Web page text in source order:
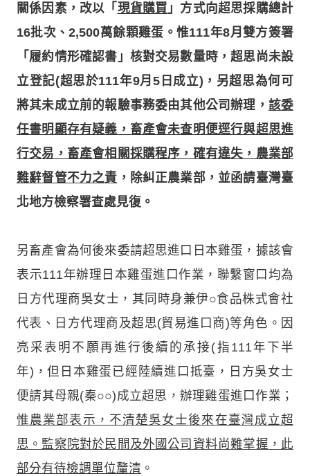
關係因素，改以「 現貨購買 」方式向超思採購總計
16批次、2,500萬餘顆雞蛋。惟111年8月雙方簽署
「履約情形確認書」核對交易數量時，超思尚未設
立登記(超思於111年9月5日成立)，另超思為何可
將其未成立前的報驗事務委由其他公司辦理， 該委
任書明顯存有疑義，畜產會未查明便逕行與超思進
行交易，畜產會相關採購程序，確有違失，農業部
難辭督管不力之責 ，除糾正農業部，並函請臺灣臺
北地方檢察署查處見復。
另畜產會為何後來委請超思進口日本雞蛋，據該會
表示111年辦理日本雞蛋進口作業，聯繫窗口均為
日方代理商吳女士，其同時身兼伊○食品株式會社
代表、日方代理商及超思(貿易進口商)等角色。因
亮采表明不願再進行後續的承接(指111年下半
年)，但日本雞蛋已經陸續進口抵臺，日方吳女士
便請其母親(秦○○)成立超思，辦理雞蛋進口作業；
惟農業部表示，不清楚吳女士後來在臺灣成立超
思。監察院對於民間及外國公司資料尚難掌握，此
部分有待檢調單位釐清 。